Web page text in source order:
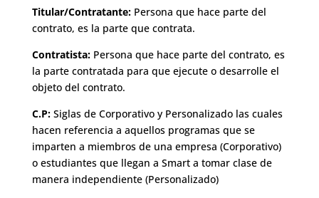
Titular/Contratante:Persona que hace parte del
contrato, es la parte que contrata.
Contratista: Persona que hace parte del contrato, es
la parte contratada para que ejecute o desarrolle el
objeto del contrato.
C.P: Siglas de Corporativo y Personalizado las cuales
hacen referencia a aquellos programas que se
imparten a miembros de una empresa (Corporativo)
o estudiantes que llegan a Smart a tomar clase de
manera independiente (Personalizado)